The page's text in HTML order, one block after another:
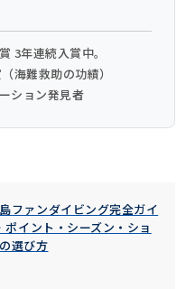
3年連続入賞中。
海難救助の功績）
ション発見者
ファンダイビング完全ガイ
イント・シーズン・ショ
選び方